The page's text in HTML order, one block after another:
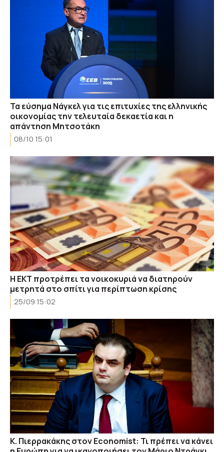
Τα εύσημα Νάγκελ για τις επιτυχίες της ελληνικής
οικονομίας την τελευταία δεκαετία και η
απάντηση Μητσοτάκη
08/10 15:01
Η ΕΚΤ προτρέπει τα νοικοκυριά να διατηρούν
μετρητά στο σπίτι για περίπτωση κρίσης
25/09 15:02
Κ. Πιερρακάκης στον Economist: Τι πρέπει να κάνει